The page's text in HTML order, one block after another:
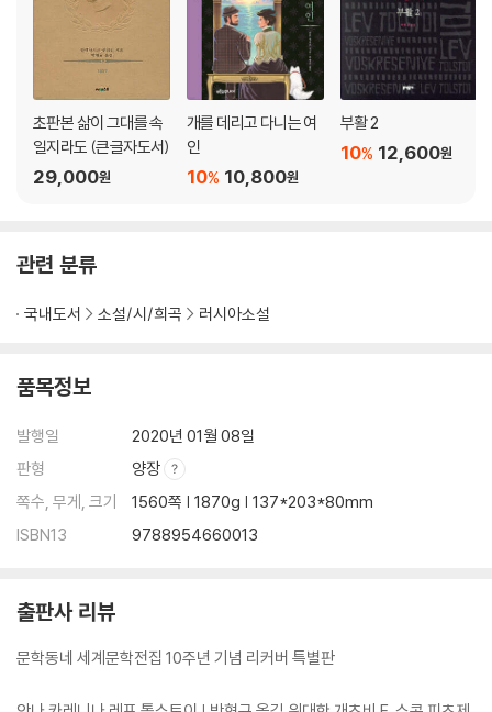
초판본 삶이 그대를 속
일지라도 (큰글자도서)
29,000원
개를 데리고 다니는 여
인
10,800원
10%
부활 2
12,600원
10%
관련 분류
국내도서 소설/시/희곡 러시아소설
품목정보
발행일
2020년 01월 08일
판형
양장
쪽수, 무게, 크기
1560쪽 | 1870g | 137*203*80mm
ISBN13
9788954660013
출판사 리뷰
문학동네 세계문학전집 10주년 기념 리커버 특별판